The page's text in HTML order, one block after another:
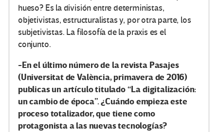
hueso? Es la división entre deterministas,
objetivistas, estructuralistas y, por otra parte, los
subjetivistas. La filosofía de la praxis es el
conjunto.
-En el último número de la revista Pasajes
(Universitat de València, primavera de 2016)
publicas un artículo titulado “La digitalización:
un cambio de época”. ¿Cuándo empieza este
proceso totalizador, que tiene como
protagonista a las nuevas tecnologías?